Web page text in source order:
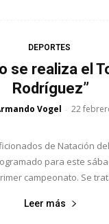
DEPORTES
se realiza el
Rodríguez”
Vogel - 22
de Natación
para este
campeonato. Se
Leer más